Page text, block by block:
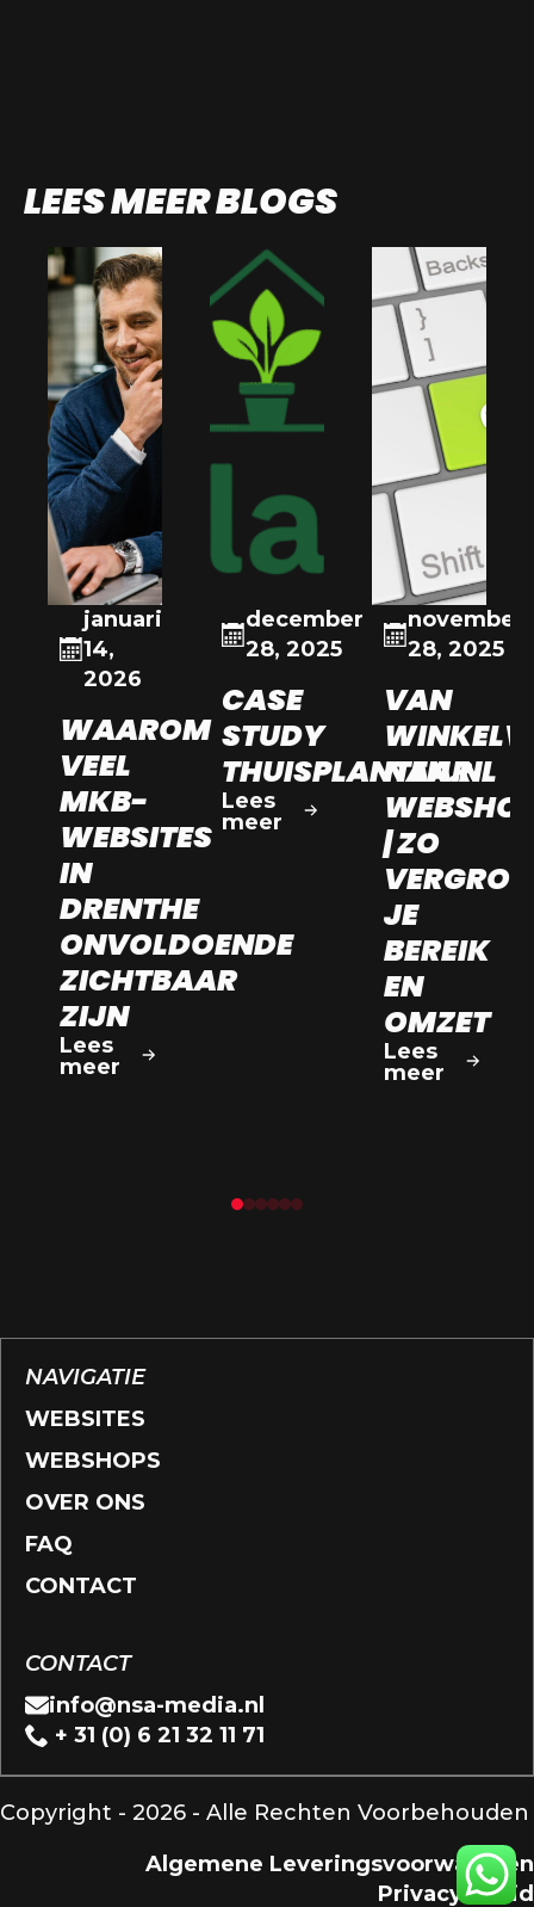
LEES MEER BLOGS
januari
14,
2026
WAAROM
VEEL
MKB-
WEBSITES
IN
DRENTHE
ONVOLDOENDE
ZICHTBAAR
ZIJN
Lees
meer
december
28, 2025
CASE
STUDY
THUISPLANTEN.NL
Lees
meer
november
28, 2025
VAN
NAAR
| ZO
JE
BEREIK
EN
OMZET
Lees
meer
NAVIGATIE
WEBSITES
WEBSHOPS
OVER ONS
FAQ
CONTACT
CONTACT
info@nsa-media.nl
+ 31 (0) 6 21 32 11 71
Copyright - 2026 - Alle Rechten Voorbehouden
Algemene Leveringsvoorwaarden
Privacybeleid